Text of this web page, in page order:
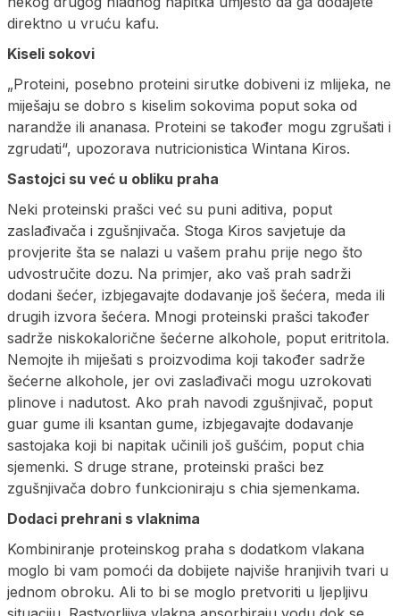
direktno u vruću kafu.
Kiseli sokovi
„Proteini, posebno proteini sirutke dobiveni iz mlijeka, ne
miješaju se dobro s kiselim sokovima poput soka od
narandže ili ananasa. Proteini se također mogu zgrušati i
zgrudati“, upozorava nutricionistica Wintana Kiros.
Sastojci su već u obliku praha
Neki proteinski prašci već su puni aditiva, poput
zaslađivača i zgušnjivača. Stoga Kiros savjetuje da
provjerite šta se nalazi u vašem prahu prije nego što
udvostručite dozu. Na primjer, ako vaš prah sadrži
dodani šećer, izbjegavajte dodavanje još šećera, meda ili
drugih izvora šećera. Mnogi proteinski prašci također
sadrže niskokalorične šećerne alkohole, poput eritritola.
Nemojte ih miješati s proizvodima koji također sadrže
šećerne alkohole, jer ovi zaslađivači mogu uzrokovati
plinove i nadutost. Ako prah navodi zgušnjivač, poput
guar gume ili ksantan gume, izbjegavajte dodavanje
sastojaka koji bi napitak učinili još gušćim, poput chia
sjemenki. S druge strane, proteinski prašci bez
zgušnjivača dobro funkcioniraju s chia sjemenkama.
Dodaci prehrani s vlaknima
Kombiniranje proteinskog praha s dodatkom vlakana
moglo bi vam pomoći da dobijete najviše hranjivih tvari u
jednom obroku. Ali to bi se moglo pretvoriti u ljepljivu